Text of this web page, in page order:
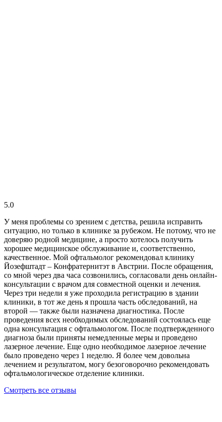
5.0
У меня проблемы со зрением с детства, решила исправить
ситуацию, но только в клинике за рубежом. Не потому, что не
доверяю родной медицине, а просто хотелось получить
хорошее медицинское обслуживание и, соответственно,
качественное. Мой офтальмолог рекомендовал клинику
Йозефштадт – Конфратернитэт в Австрии. После обращения,
со мной через два часа созвонились, согласовали день онлайн-
консультации с врачом для совместной оценки и лечения.
Через три недели я уже проходила регистрацию в здании
клиники, в тот же день я прошла часть обследований, на
второй — также были назначена диагностика. После
проведения всех необходимых обследований состоялась еще
одна консультация с офтальмологом. После подтвержденного
диагноза были приняты немедленные меры и проведено
лазерное лечение. Еще одно необходимое лазерное лечение
было проведено через 1 неделю. Я более чем довольна
лечением и результатом, могу безоговорочно рекомендовать
офтальмологическое отделение клиники.
Смотреть все отзывы